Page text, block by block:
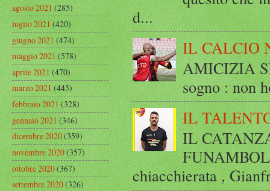
d...
IL CALCIO
AMICIZIA
sogno : non
IL
IL
chiacchierata ,
agosto 2021(285)
luglio 2021(420)
giugno 2021(474)
maggio 2021(578)
aprile 2021(470)
marzo 2021(445)
febbraio 2021(328)
gennaio 2021(346)
dicembre 2020(359)
novembre 2020(357)
ottobre 2020(367)
settembre 2020(326)